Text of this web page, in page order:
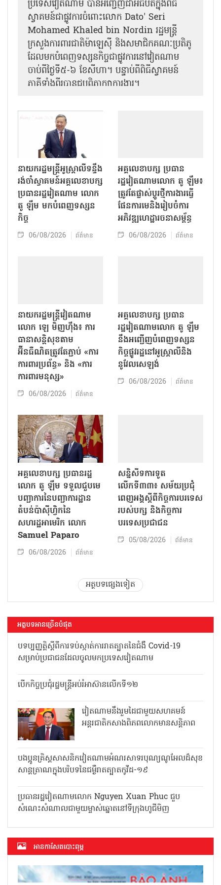
ប្រទេសវៀតណាម បានអញ្ជើញជាអធិបតីក្នុងពិធី
ស្វាគមន៍ជាផ្លូវការ​ចំពោះលោក Dato' Seri
Mohamed Khaled bin Nordin រដ្ឋមន្ត្រី
ក្រសួងការពារជាតិម៉ាឡេស៊ី និងសមាជិកគណៈប្រតិភូ
ដែលមកបំពេញទស្សនកិច្ចជាផ្លូវការនៅវៀតណាម
ចាប់ពីថ្ងៃទី៥-៦ ខែសីហា។ បន្ទាប់ពីពិធីស្វាគមន៍
ភាគីទាំងពីរបានជួបពិភាក្សាការងារ​។
នាយករដ្ឋមន្ត្រីអូស្ត្រាលីទន្ទឹង
រង់ចាំស្វាគមន៍អគ្គលេខាបក្ស
ប្រធានរដ្ឋវៀតណាម លោក
តូ ឡឹម មកបំពេញទស្សន
កិច្ច
06/08/2026 ព័ត៌មាន
អគ្គលេខាបក្ស ប្រធាន
រដ្ឋវៀតណាមលោក តូ ឡឹម៖
ត្រូវតែផ្លាស់ប្ដូរថ្មីការងារធ្វើ
ផែនការមេនិងរៀបចំការ
អភិវឌ្ឍហេដ្ឋារចនាសម្ព័ន្ធ
06/08/2026 ព័ត៌មាន
នាយករដ្ឋមន្ត្រីវៀតណាម
លោក ឡេ មិញហ៊ឹង៖ ការ
ធានាសន្តិសុខតាម
អ៊ីនធឺណិតត្រូវតែភ្ជាប់ «ការ
ការពារប្រព័ន្ធ» និង «ការ
ការពារមនុស្ស»
06/08/2026 ព័ត៌មាន
អគ្គលេខាបក្ស ប្រធាន
រដ្ឋវៀតណាមលោក តូ ឡឹម
នឹងអញ្ជើញបំពេញទស្សន
កិច្ចផ្លូវរដ្ឋនៅអូស្ត្រាលីនិង
នូវែលសេឡង់
06/08/2026 ព័ត៌មាន
អគ្គលេខាបក្ស ប្រធានរដ្ឋ
លោក តូ ឡឹម ទទួលជួបមេ
បញ្ជាការនៃបញ្ជាការដ្ឋាន
តំបន់ប៉ាស៊ីហ្វិកនៃ
សហរដ្ឋអាមេរិក លោក
Samuel Paparo
06/08/2026 ព័ត៌មាន
សន្និសីទការទូត
លើកទី៣៣៖ សម័យប្រជុំ
ពេញអង្គស្តីពីកិច្ច​ការបរទេស
របស់​បក្ស និងកិច្ច​ការ
បរទេសប្រជាជន
05/08/2026 ព័ត៌មាន
អត្ថបទផ្សេងទៀត
អត្ថបទអានច្រើនបំផុត
បទប្បញ្ញត្តិស្តីពីការទប់ស្កាត់ការរាតត្បាតនៃ
ជំងឺ Covid-19 សម្រាប់ប្រជាជនដែល
បើកកិច្ចប្រជុំរដ្ឋមន្ត្រីអប់រំអាស៊ានលើកទី១២
វៀតណាមនឹងរួមដៃជាមួយសហគមន៍
អន្តរជាតិកសាងពិភពលោកមានសន្តិភាព
បងប្អូនគ្រិស្តសាសនិកវៀតណាមអំណរ
សាទរបុណ្យណូអែលដ៏សុខសាន្តត្រាណក្នុង
ប្រធានរដ្ឋវៀតណាមលោក Nguyen Xuan Phuc ជួប
សំណេះសំណាលជាមួយម្ចាស់ឆ្នោតនៅទីក្រុងហូជីមិញ